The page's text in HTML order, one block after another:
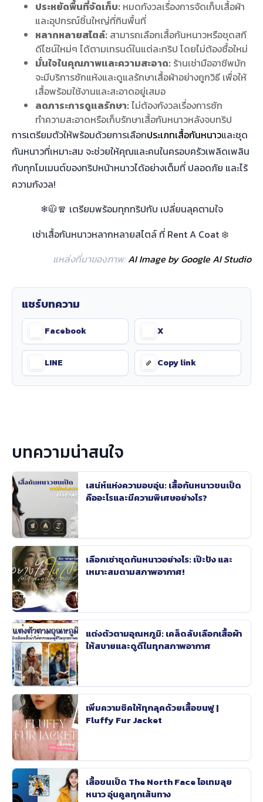
ประหยัดพื้นที่จัดเก็บ: หมดกังวลเรื่องการจัดเก็บเสื้อผ้า
และอุปกรณ์ชิ้นใหญ่ที่กินพื้นที่
หลากหลายสไตล์: สามารถเลือกเสื้อกันหนาวหรือชุดสกี
ดีไซน์ใหม่ๆ ได้ตามเทรนด์ในแต่ละทริป โดยไม่ต้องซื้อใหม่
มั่นใจในคุณภาพและความสะอาด: ร้านเช่ามืออาชีพมัก
จะมีบริการซักแห้งและดูแลรักษาเสื้อผ้าอย่างถูกวิธี เพื่อให้
เสื้อพร้อมใช้งานและสะอาดอยู่เสมอ
ลดภาระการดูแลรักษา:ไม่ต้องกังวลเรื่องการซัก
ทำความสะอาดหรือเก็บรักษาเสื้อกันหนาวหลังจบทริป
การเตรียมตัวให้พร้อมด้วยการเลือกประเภทเสื้อกันหนาวและชุด
กันหนาวที่เหมาะสม จะช่วยให้คุณและคนในครอบครัวเพลิดเพลิน
กับทุกโมเมนต์ของทริปหน้าหนาวได้อย่างเต็มที่ ปลอดภัย และไร้
ความกังวล!
❄🧥🧣 เตรียมพร้อมทุกทริปกับ เปลี่ยนลุคตามใจ
เช่าเสื้อกันหนาวหลากหลายสไตล์ ที่ Rent A Coat ❄️
แหล่งที่มาของภาพ:AI Image by Google AI Studio
แชร์บทความ
Facebook X
LINE Copy link
บทความน่าสนใจ
เสน่ห์แห่งความอบอุ่น: เสื้อกันหนาวขนเป็ด
คืออะไรและมีความพิเศษอย่างไร?
เลือกเช่าชุดกันหนาวอย่างไร: เป๊ะปัง และ
เหมาะสมตามสภาพอากาศ!
แต่งตัวตามอุณหภูมิ: เคล็ดลับเลือกเสื้อผ้า
ให้สบายและดูดีในทุกสภาพอากาศ
เพิ่มความชิคให้ทุกลุคด้วยเสื้อขนฟู |
Fluffy Fur Jacket
เสื้อขนเป็ด The North Face ไอเทมลุย
หนาว อุ่นคูลทุกเส้นทาง